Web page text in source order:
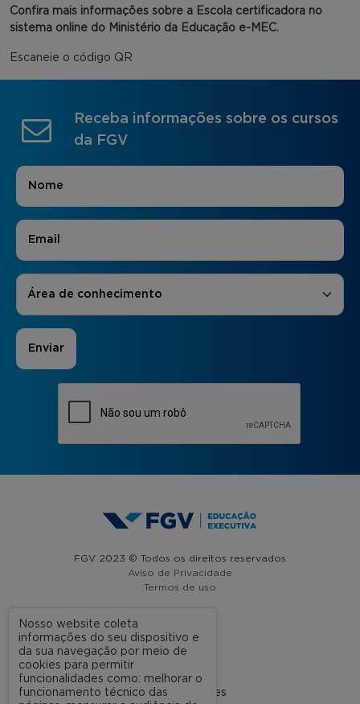
Confira mais informações sobre a Escola certificadora no
sistema online do Ministério da Educação e-MEC.
Escaneie o código QR
Receba informações sobre os cursos
da FGV
Nome
E-mail
Áreas de Interesse
Área de conhecimento
FGV 2023 © Todos os direitos reservados
Aviso de Privacidade
Termos de uso
A FGV
Nossas Unidades
Nosso website coleta
informações do seu dispositivo e
da sua navegação por meio de
cookies para permitir
funcionalidades como: melhorar o
funcionamento técnico das